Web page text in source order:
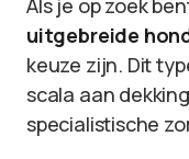
Als je op zoek
uitgebreide
keuze zijn. Dit
scala aan
specialistische